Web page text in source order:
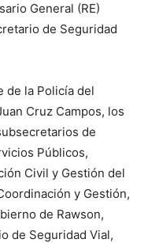
General (RE)
de Seguridad
de la Policía del
Cruz Campos, los
de
Públicos,
Civil y Gestión del
y Gestión,
de Rawson,
de Seguridad Vial,